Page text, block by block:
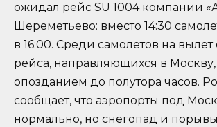
ожидал рейс SU 1004 компании
Шереметьево: вместо 14:30
в 16:00. Среди самолетов на
рейса, направляющихся в Москву,
опозданием до полутора часов.
сообщает, что аэропорты под
нормально, но снегопад и